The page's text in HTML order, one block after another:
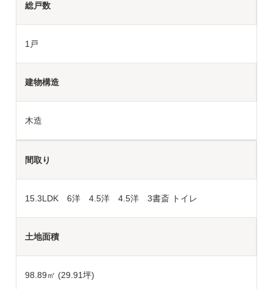
総戸数
1戸
建物構造
木造
間取り
15.3LDK 6洋 4.5洋 4.5洋 3書斎 トイレ
土地面積
98.89㎡ (29.91坪)